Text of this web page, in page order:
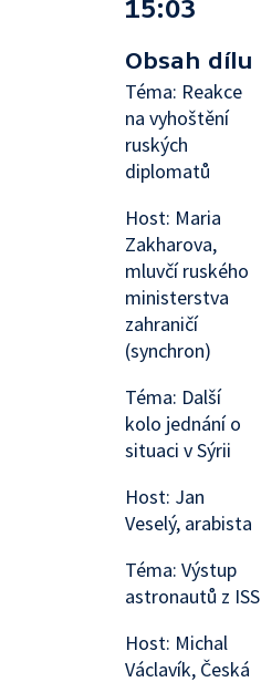
15:03
Obsah dílu
Téma: Reakce
na vyhoštění
ruských
diplomatů
Host: Maria
Zakharova,
mluvčí ruského
ministerstva
zahraničí
(synchron)
Téma: Další
kolo jednání o
situaci v Sýrii
Host: Jan
Veselý, arabista
Téma: Výstup
astronautů z ISS
Host: Michal
Václavík, Česká